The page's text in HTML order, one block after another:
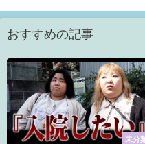
おすすめの記事
未分